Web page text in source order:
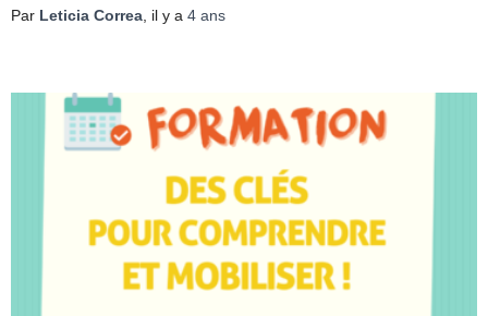
Par Leticia Correa , il y a 4 ans